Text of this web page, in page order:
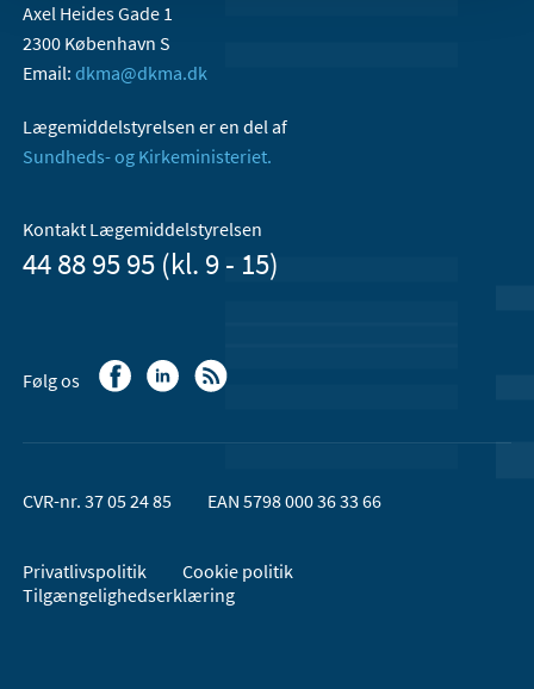
Axel Heides Gade 1
2300 København S
Email: dkma@dkma.dk
Lægemiddelstyrelsen er en del af
Sundheds- og Kirkeministeriet.
Kontakt Lægemiddelstyrelsen
44 88 95 95 (kl. 9 - 15)
Følg os
CVR-nr. 37 05 24 85 EAN 5798 000 36 33 66
Privatlivspolitik
Cookie politik
Tilgængelighedserklæring